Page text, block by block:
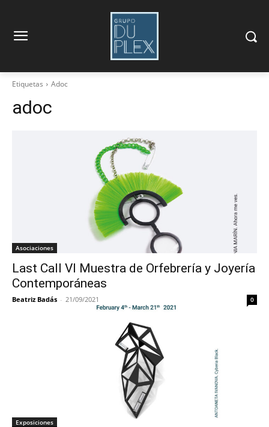
Etiquetas Adoc
adoc
Asociaciones
Last Call VI Muestra de Orfebrería y Joyería
Contemporáneas
Beatriz Badás - 21/09/2021 0
Exposiciones